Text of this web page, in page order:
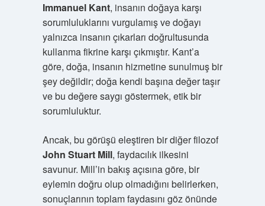
Immanuel Kant, insanın doğaya karşı
sorumluluklarını vurgulamış ve doğayı
yalnızca insanın çıkarları doğrultusunda
kullanma fikrine karşı çıkmıştır. Kant’a
göre, doğa, insanın hizmetine sunulmuş bir
şey değildir; doğa kendi başına değer taşır
ve bu değere saygı göstermek, etik bir
sorumluluktur.
Ancak, bu görüşü eleştiren bir diğer filozof
John Stuart Mill, faydacılık ilkesini
savunur. Mill’in bakış açısına göre, bir
eylemin doğru olup olmadığını belirlerken,
sonuçlarının toplam faydasını göz önünde